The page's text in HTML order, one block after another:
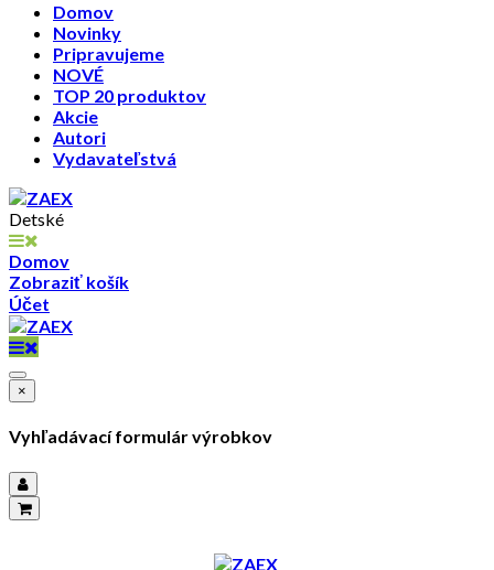
Domov
Novinky
Pripravujeme
NOVÉ
TOP 20 produktov
Akcie
Autori
Vydavateľstvá
Detské
Domov
Zobraziť košík
Účet
×
Vyhľadávací formulár výrobkov